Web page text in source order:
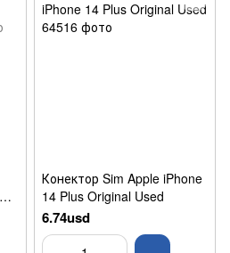
Конектор Sim Apple iPhone
14 Plus Original Used
6.74usd